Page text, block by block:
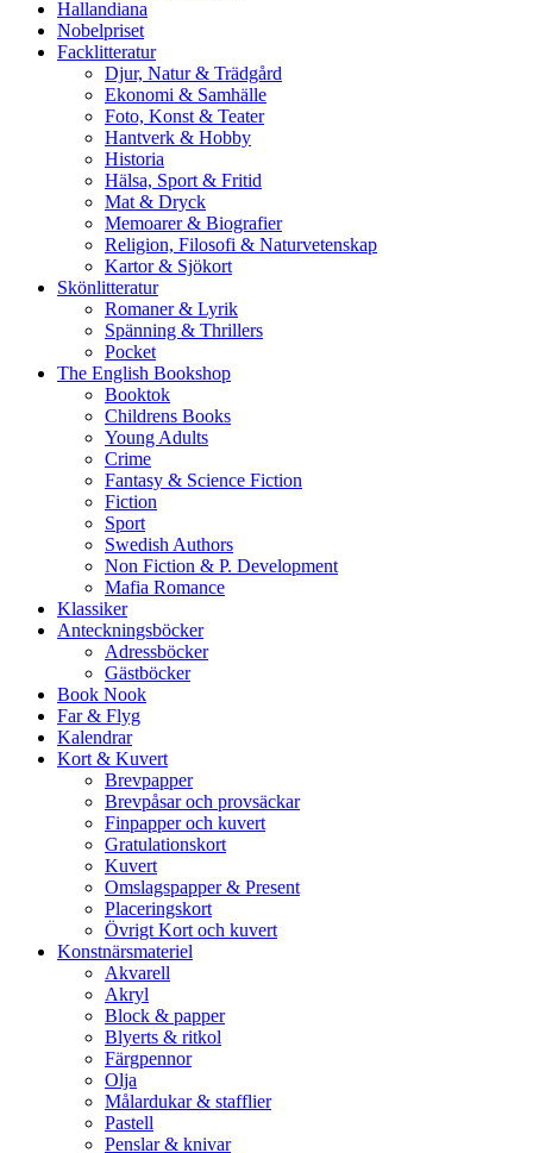
Hallandiana
Nobelpriset
Facklitteratur
Djur, Natur & Trädgård
Ekonomi & Samhälle
Foto, Konst & Teater
Hantverk & Hobby
Historia
Hälsa, Sport & Fritid
Mat & Dryck
Memoarer & Biografier
Religion, Filosofi & Naturvetenskap
Kartor & Sjökort
Skönlitteratur
Romaner & Lyrik
Spänning & Thrillers
Pocket
The English Bookshop
Booktok
Childrens Books
Young Adults
Crime
Fantasy & Science Fiction
Fiction
Sport
Swedish Authors
Non Fiction & P. Development
Mafia Romance
Klassiker
Anteckningsböcker
Adressböcker
Gästböcker
Book Nook
Far & Flyg
Kalendrar
Kort & Kuvert
Brevpapper
Brevpåsar och provsäckar
Finpapper och kuvert
Gratulationskort
Kuvert
Omslagspapper & Present
Placeringskort
Övrigt Kort och kuvert
Konstnärsmateriel
Akvarell
Akryl
Block & papper
Blyerts & ritkol
Färgpennor
Olja
Målardukar & stafflier
Pastell
Penslar & knivar